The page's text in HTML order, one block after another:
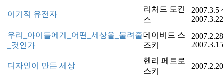
이기적 유전자
리처드 도킨
스
2007.3.5
2007.3.22
우리_아이들에게_어떤_세상을_물려줄
_것인가
데이비드 스
즈키
2007.3.15
디자인이 만든 세상
헨리 페트로
스키